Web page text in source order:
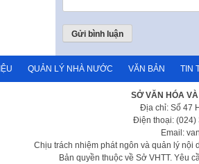
QUẢN LÝ NHÀ NƯỚC VĂN BẢN TIN
SỞ VĂN HÓA
Địa chỉ: Số 47
Điện thoại: (024)
Email:
Chịu trách nhiệm phát ngôn và quản lý nội
Bản quyền thuộc về Sở VHTT. Yêu